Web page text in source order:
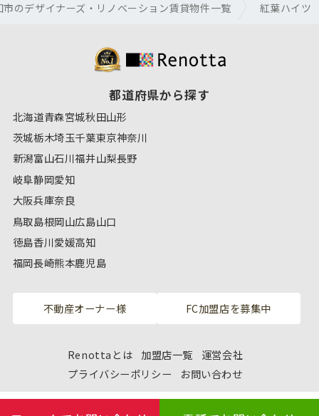
市のデザイナーズ・リノベーション賃貸物件一覧 紅葉ハイツ
都道府県から探す
北海道青森宮城秋田山形
茨城栃木埼玉千葉東京神奈川
新潟富山石川福井山梨長野
岐阜静岡愛知
大阪兵庫奈良
鳥取島根岡山広島山口
徳島香川愛媛高知
福岡長崎熊本鹿児島
不動産オーナー様 FC加盟店を募集中
Renottaとは 加盟店一覧
運営会社
プライバシーポリシー
お問い合わせ